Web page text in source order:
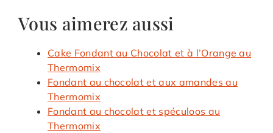
Vous aimerez aussi
Cake Fondant au Chocolat et à l’Orange au
Thermomix
Fondant au chocolat et aux amandes au
Thermomix
Fondant au chocolat et spéculoos au
Thermomix